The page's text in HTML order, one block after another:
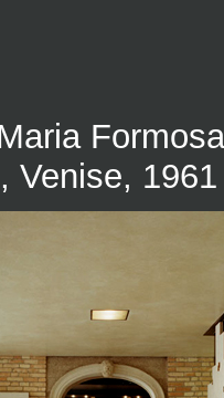
Formosa
Venise, 1961